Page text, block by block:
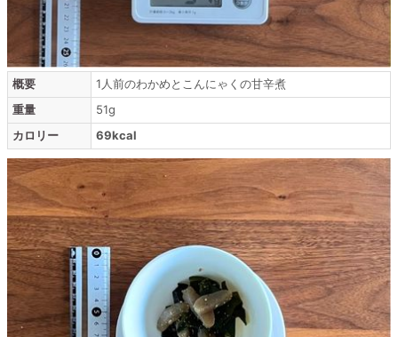
概要
1人前のわかめとこんにゃくの甘辛煮
重量
51g
カロリー
69kcal